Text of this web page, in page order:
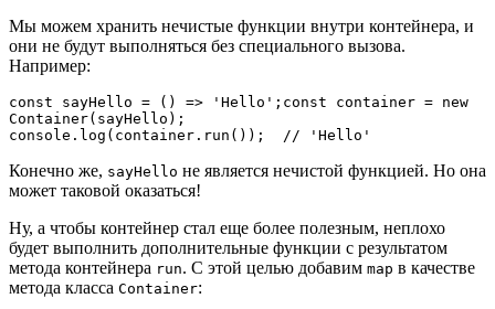
Мы можем хранить нечистые функции внутри контейнера, и
они не будут выполняться без специального вызова.
Например:
const sayHello = () => 'Hello';const container = new
Container(sayHello);
console.log(container.run());  // 'Hello'
Конечно же, sayHello не является нечистой функцией. Но она
может таковой оказаться!
Ну, а чтобы контейнер стал еще более полезным, неплохо
будет выполнить дополнительные функции c результатом
метода контейнера run. С этой целью добавим map в качестве
метода класса Container: